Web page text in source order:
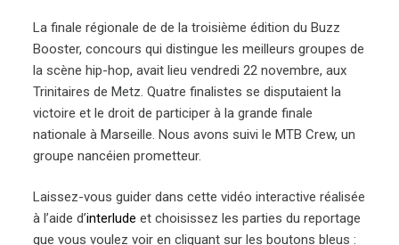
La finale régionale de de la troisième édition du Buzz
Booster, concours qui distingue les meilleurs groupes de
la scène hip-hop, avait lieu vendredi 22 novembre, aux
Trinitaires de Metz. Quatre finalistes se disputaient la
victoire et le droit de participer à la grande finale
nationale à Marseille. Nous avons suivi le MTB Crew, un
groupe nancéien prometteur.
Laissez-vous guider dans cette vidéo interactive réalisée
à l’aide d’interlude et choisissez les parties du reportage
que vous voulez voir en cliquant sur les boutons bleus :